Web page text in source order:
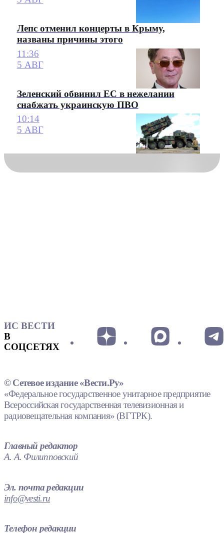
Лепс отменил концерты в Крыму,
названы причины этого
11:36
5 АВГ
Зеленский обвинил ЕС в нежелании
снабжать украинскую ПВО
10:14
5 АВГ
ИС ВЕСТИ
В
СОЦСЕТЯХ
© Сетевое издание «Вести.Ру»
«Федеральное государственное унитарное предприятие
Всероссийская государственная телевизионная и
радиовещательная компания» (ВГТРК).
Главный редактор
А. А. Филипповский
Эл. почта редакции
info@vesti.ru
Телефон редакции